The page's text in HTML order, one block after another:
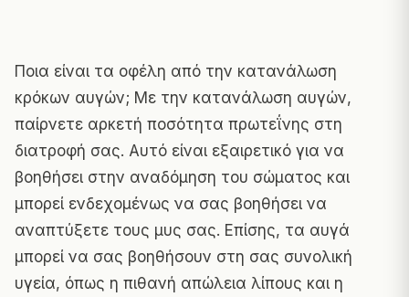
Ποια είναι τα οφέλη από την κατανάλωση
κρόκων αυγών; Με την κατανάλωση αυγών,
παίρνετε αρκετή ποσότητα πρωτεΐνης στη
διατροφή σας. Αυτό είναι εξαιρετικό για να
βοηθήσει στην αναδόμηση του σώματος και
μπορεί ενδεχομένως να σας βοηθήσει να
αναπτύξετε τους μυς σας. Επίσης, τα αυγά
μπορεί να σας βοηθήσουν στη σας συνολική
υγεία, όπως η πιθανή απώλεια λίπους και η